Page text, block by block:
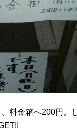
料金箱へ200円。